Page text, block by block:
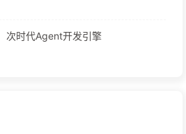
次时代Agent开发引擎